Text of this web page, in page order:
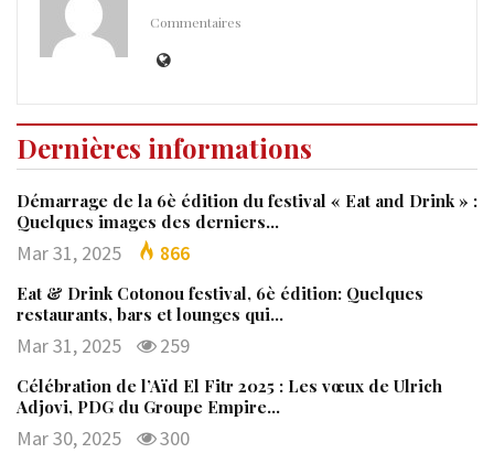
Commentaires
Dernières informations
Démarrage de la 6è édition du festival « Eat and Drink » :
Quelques images des derniers…
Mar 31, 2025 866
Eat & Drink Cotonou festival, 6è édition: Quelques
restaurants, bars et lounges qui…
Mar 31, 2025 259
Célébration de l’Aïd El Fitr 2025 : Les vœux de Ulrich
Adjovi, PDG du Groupe Empire…
Mar 30, 2025 300